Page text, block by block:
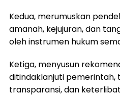
Kedua, merumuskan
amanah, kejujuran, dan
oleh instrumen hukum
Ketiga, menyusun
ditindaklanjuti pemerintah,
transparansi, dan